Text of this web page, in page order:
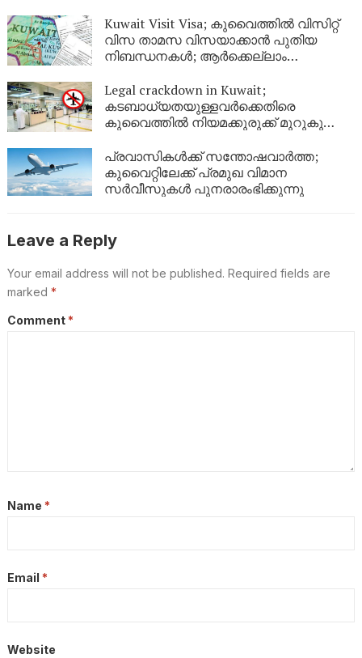
Kuwait Visit Visa; കുവൈത്തിൽ വിസിറ്റ്
വിസ താമസ വിസയാക്കാൻ പുതിയ
നിബന്ധനകൾ; ആർക്കെല്ലാം
Legal crackdown in Kuwait;
കടബാധ്യതയുള്ളവർക്കെതിരെ
കുവൈത്തിൽ നിയമക്കുരുക്ക് മുറുകുന്നു;
യാത്രാവിലക്ക്
പ്രവാസികൾക്ക് സന്തോഷവാർത്ത;
കുവൈറ്റിലേക്ക് പ്രമുഖ വിമാന
സർവീസുകൾ പുനരാരംഭിക്കുന്നു
Leave a Reply
Your email address will not be published. Required fields are
marked *
Comment *
Name *
Email *
Website